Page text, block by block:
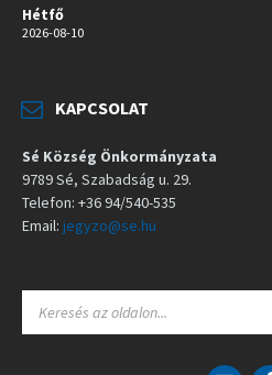
Hétfő
2026-08-10
KAPCSOLAT
Sé Község Önkormányzata
9789 Sé, Szabadság u. 29.
Telefon: +36 94/540-535
Email: jegyzo@se.hu
A